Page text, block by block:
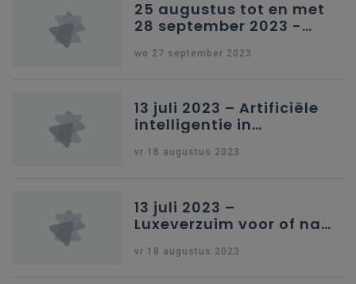
25 augustus tot en met
28 september 2023 -
wo 27 september 2023
13 juli 2023 – Artificiële
intelligentie in
vr 18 augustus 2023
13 juli 2023 –
Luxeverzuim voor of na
vr 18 augustus 2023